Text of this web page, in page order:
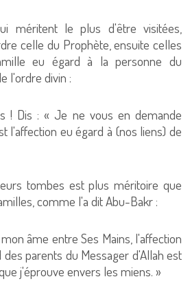
méritent le plus d'être visitées,
celle du Prophète, ensuite celles
eu égard à la personne du
l'ordre divin :
! Dis : « Je ne vous en demande
l'affection eu égard à (nos liens) de
tombes est plus méritoire que
comme l'a dit Abu-Bakr :
âme entre Ses Mains, l'affection
parents du Messager d'Allah est
j'éprouve envers les miens. »